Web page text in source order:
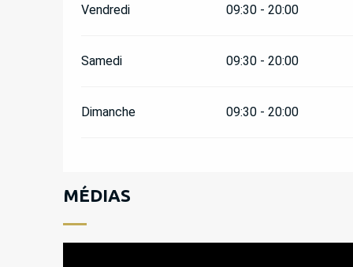
Vendredi 09:30 - 20:00
Samedi 09:30 - 20:00
Dimanche 09:30 - 20:00
MÉDIAS